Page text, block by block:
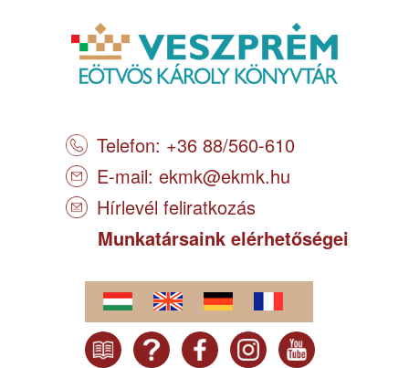
Telefon: +36 88/560-610
E-mail: ekmk@ekmk.hu
Hírlevél feliratkozás
Munkatársaink elérhetőségei